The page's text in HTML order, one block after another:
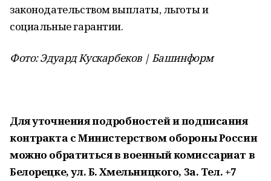
законодательством выплаты, льготы и
социальные гарантии.
Фото: Эдуард Кускарбеков | Башинформ
Для уточнения подробностей и подписания
контракта с Министерством обороны России
можно обратиться в военный комиссариат в
Белорецке, ул. Б. Хмельницкого, 3а. Тел. +7